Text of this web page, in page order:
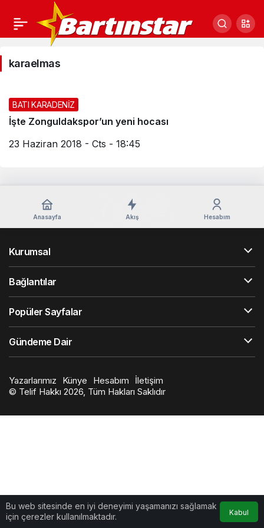
karaelmas
karaelmas
BATI KARADENİZ
İşte Zonguldakspor’un yeni hocası
23 Haziran 2018 - Cts - 18:45
Bu web sitesinde en iyi deneyimi yaşamanızı sağlamak
için çerezler kullanılmaktadır.
Kabul
Anasayfa Akış Hesabım
Kurumsal
Bağlantılar
Popüler Sayfalar
Gündeme Dair
Yazarlarımız Künye Hesabım
İletişim
© Telif Hakkı 2026, Tüm Hakları Saklıdır